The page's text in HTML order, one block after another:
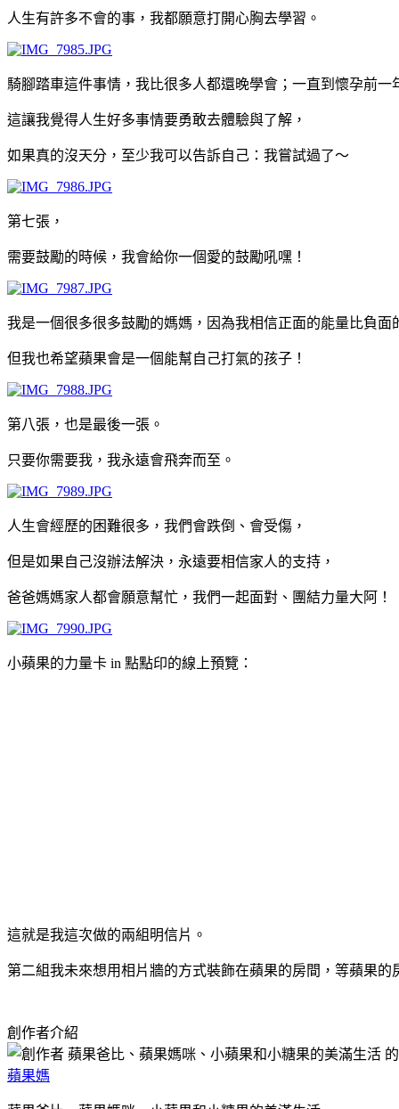
人生有許多不會的事，我都願意打開心胸去學習。
騎腳踏車這件事情，我比很多人都還晚學會；一直到懷孕前一
這讓我覺得人生好多事情要勇敢去體驗與了解，
如果真的沒天分，至少我可以告訴自己：我嘗試過了～
第七張，
需要鼓勵的時候，我會給你一個愛的鼓勵吼嘿！
我是一個很多很多鼓勵的媽媽，因為我相信正面的能量比負面
但我也希望蘋果會是一個能幫自己打氣的孩子！
第八張，也是最後一張。
只要你需要我，我永遠會飛奔而至。
人生會經歷的困難很多，我們會跌倒、會受傷，
但是如果自己沒辦法解決，永遠要相信家人的支持，
爸爸媽媽家人都會願意幫忙，我們一起面對、團結力量大阿！
小蘋果的力量卡 in 點點印的線上預覽：
這就是我這次做的兩組明信片。
第二組我未來想用相片牆的方式裝飾在蘋果的房間，等蘋果的
創作者介紹
蘋果媽